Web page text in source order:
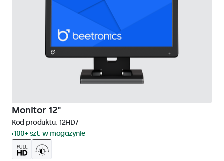
Monitor 12"
Kod produktu: 12HD7
100+ szt. w magazynie